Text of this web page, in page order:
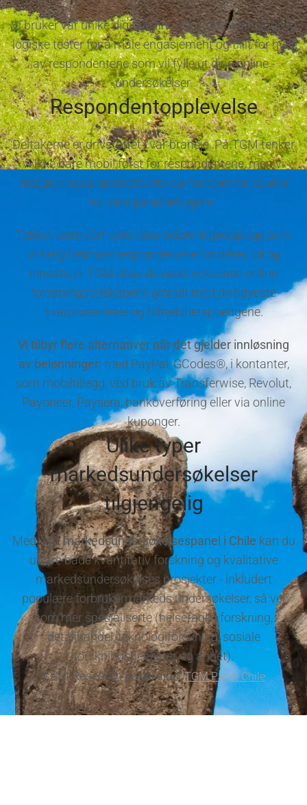
Vi bruker vår unike digitale fingeravtrykksteknologi og
logiske tester for å måle engasjement og tillit for hver
av respondentene som vil fylle ut dine online -
undersøkelser.
Respondentopplevelse
Deltakerne er drivstoffet i vår bransje. På TGM tenker
vi ikke bare mobil først for respondentene, men vi
designer også optimaliserte og morsomme studier
for våre paneldeltagere.
Takket være vårt sjenerøse belønningsopplegg som
virkelig belønner respondentene for deres tid og
innsats, er TGM et av de raskt voksende online
forskningsselskapene globalt med de høyeste
svarprosentene og tilfredshetspoengene.
Vi tilbyr flere alternativer når det gjelder innløsning
av belønninger: med PayPal, GCodes®, i kontanter,
som mobiltillegg, ved bruk av Transferwise, Revolut,
Payoneer, Paysera, bankoverføring eller via online
kuponger.
Ulike typer
markedsundersøkelser
tilgjengelig
Med vårtmarkedsundersøkelsespanel i Chile kan du
utføre både kvantitativ forskning og kvalitative
markedsundersøkelses prosjekter - inkludert
populære forbrukermarkeds undersøkelser, så vel
som mer spesialiserte (helsefaglig forskning,
detaljhandel, teknologiforskning, sosiale
forskningstjenester og annet).
TGM Research panel side:TGM Panel Chile